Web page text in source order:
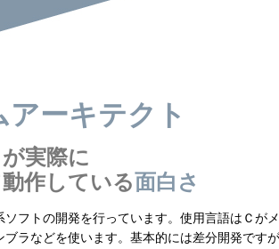
アーキテクト
実際に
作している面白さ
ソフトの開発を行っています。使用言語はＣが
ラなどを使います。基本的には差分開発ですが